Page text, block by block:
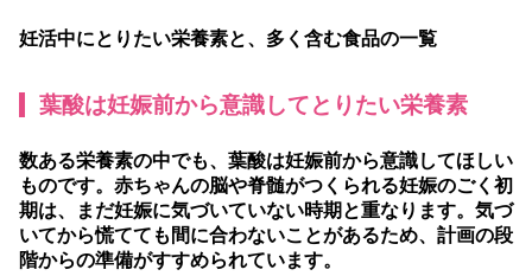
妊活中にとりたい栄養素と、多く含む食品の一覧
葉酸は妊娠前から意識してとりたい栄養素
数ある栄養素の中でも、葉酸は妊娠前から意識してほしい
ものです。赤ちゃんの脳や脊髄がつくられる妊娠のごく初
期は、まだ妊娠に気づいていない時期と重なります。気づ
いてから慌てても間に合わないことがあるため、計画の段
階からの準備がすすめられています。